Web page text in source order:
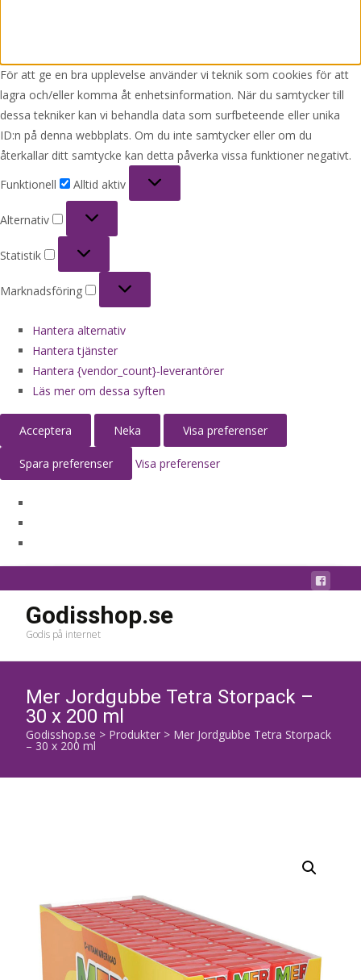
För att ge en bra upplevelse använder vi teknik som cookies för att
lagra och/eller komma åt enhetsinformation. När du samtycker till
dessa tekniker kan vi behandla data som surfbeteende eller unika
ID:n på denna webbplats. Om du inte samtycker eller om du
återkallar ditt samtycke kan detta påverka vissa funktioner negativt.
Funktionell
Alltid aktiv
Alternativ
Statistik
Marknadsföring
Hantera alternativ
Hantera tjänster
Hantera {vendor_count}-leverantörer
Läs mer om dessa syften
Acceptera Neka Visa preferenser
Spara preferenser Visa preferenser
Godisshop.se
Godis på internet
Mer Jordgubbe Tetra Storpack –
30 x 200 ml
Godisshop.se > Produkter > Mer Jordgubbe Tetra Storpack
– 30 x 200 ml